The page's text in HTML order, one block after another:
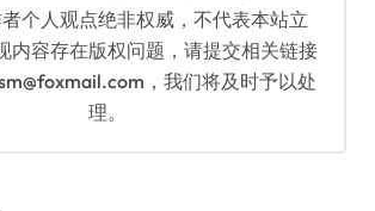
个人观点绝非权威，不代表本站立
内容存在版权问题，请提交相关链接
，我们将及时予以处
理。